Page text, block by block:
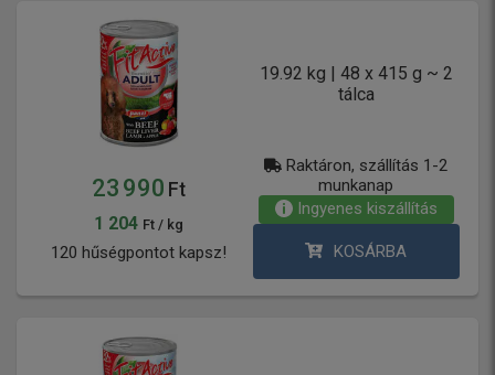
19.92 kg | 48 x 415 g ~ 2
tálca
23 990 Ft
1 204 Ft / kg
120 hűségpontot kapsz!
Raktáron, szállítás 1-2
munkanap
Ingyenes kiszállítás
KOSÁRBA